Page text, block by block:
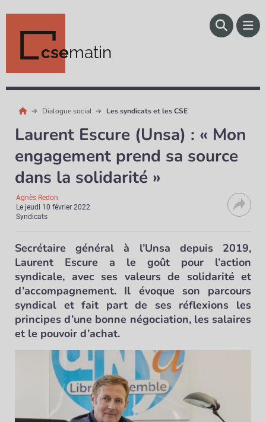
csematin
Dialogue social Les syndicats et les CSE
Laurent Escure (Unsa) : « Mon
engagement prend sa source
dans la solidarité »
Agnès Redon
Le jeudi 10 février 2022
Syndicats
Secrétaire général à l’Unsa depuis 2019,
Laurent Escure a le goût pour l’action
syndicale, avec ses valeurs de solidarité et
d’accompagnement. Il évoque son parcours
syndical et fait part de ses réflexions les
principes d’une bonne négociation, les salaires
et le pouvoir d’achat.